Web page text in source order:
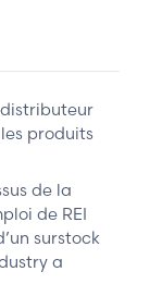
distributeur
produits
de la
de REI
surstock
a